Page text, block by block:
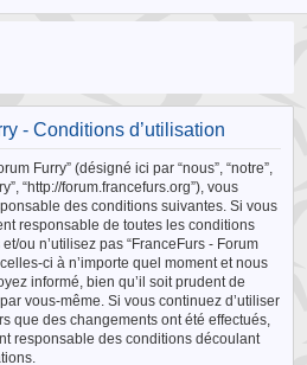
- Conditions d’utilisation
Furry” (désigné ici par “nous”, “notre”,
“http://forum.francefurs.org”), vous
des conditions suivantes. Si vous
responsable de toutes les conditions
ou n’utilisez pas “FranceFurs - Forum
ci à n’importe quel moment et nous
informé, bien qu’il soit prudent de
vous-même. Si vous continuez d’utiliser
que des changements ont été effectués,
responsable des conditions découlant